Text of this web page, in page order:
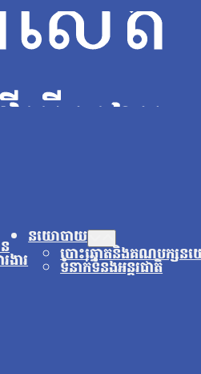
ងារ
នយោបាយ
បោះឆ្នោតនិងគណបក្សន
ទំនាក់ទំនងអន្តរជាតិ